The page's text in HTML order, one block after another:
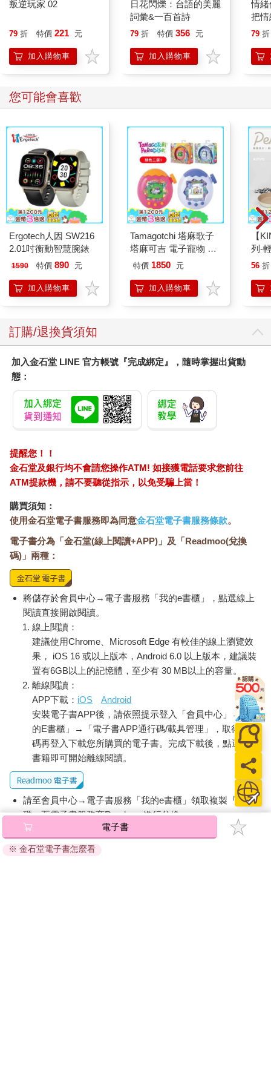
叛逆玩家 02
79 折 特價 221 元
加入購物車
日花閃爍：台語的美麗
詞彙&一百首詩
79 折 特價 356 元
加入購物車
情
把
誰
79 折
您可能會喜歡
Ergotech人因 SW216
2.01吋衡動智慧腕錶
1590 特價 890 元
加入購物車
Tamagotchi 塔麻歌子
塔麻可吉 電子寵物 樂
園系列（熱帶橙果／極
特價 1850 元
加入購物車
【
列-
平
56 折
訂購/退換貨須知
加入金石堂 LINE 官方帳號『完成綁定』，隨時掌握出貨動
態：
提醒您！！
金石堂及銀行均不會請您操作ATM! 如接獲電話要求您前往
ATM提款機，請不要聽從指示，以免受騙上當！
購買須知：
使用金石堂電子書服務即為同意金石堂電子書服務條款。
電子書分為「金石堂(線上閱讀+APP)」及「Readmoo(兌換
碼)」兩種：
將儲存於會員中心→電子書服務「我的e書櫃」，點選線上
閱讀直接開啟閱讀。
線上閱讀：
建議使用Chrome、Microsoft Edge 有較佳的線上瀏覽效
果， iOS 16 或以上版本，Android 6.0 以上版本，建議裝
置有6GB以上的記憶體，至少有 30 MB以上的容量。
離線閱讀：
APP下載： iOS
Android
安裝電子書APP後，請依照提示登入「會員中心」→「我
的E書櫃」→「電子書APP通行碼/載具管理」，取得通行
碼再登入下載您所購買的電子書。完成下載後，點選任一
書籍即可開始離線閱讀。
請至會員中心→電子書服務「我的e書櫃」領取複製『兌換
碼』至電子書服務商Readmoo進行兌換。
退換貨須知：
因版權保護，您在金石堂所購買的電子書僅能以金石堂專屬
電子書
※ 金石堂電子書怎麼看